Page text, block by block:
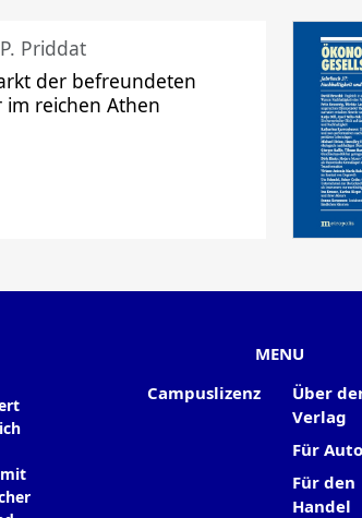
Priddat
der befreundeten
im reichen Athen
MENU
Campuslizenz
Über
Verlag
Für
Für den
Handel